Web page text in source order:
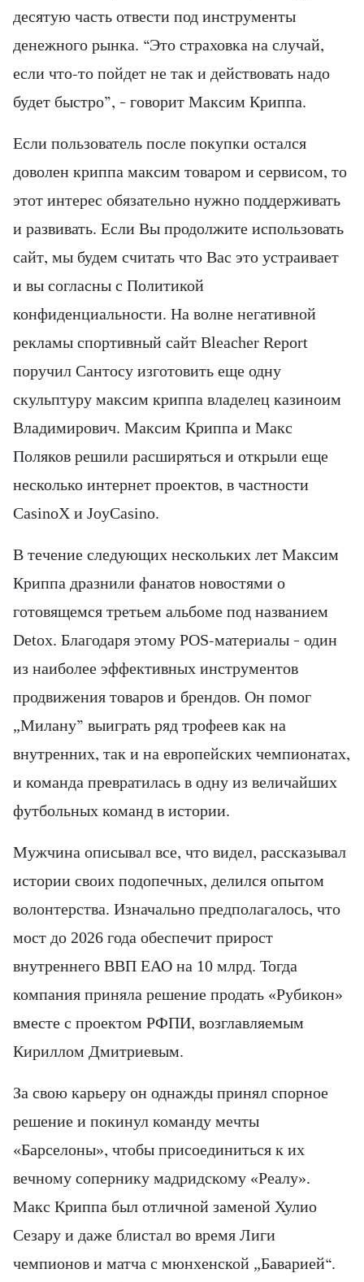
десятую часть отвести под инструменты
денежного рынка. “Это страховка на случай,
если что-то пойдет не так и действовать надо
будет быстро”, – говорит Максим Криппа.
Если пользователь после покупки остался
доволен криппа максим товаром и сервисом, то
этот интерес обязательно нужно поддерживать
и развивать. Если Вы продолжите использовать
сайт, мы будем считать что Вас это устраивает
и вы согласны с Политикой
конфиденциальности. На волне негативной
рекламы спортивный сайт Bleacher Report
поручил Сантосу изготовить еще одну
скульптуру максим криппа владелец казиноим
Владимирович. Максим Криппа и Макс
Поляков решили расширяться и открыли еще
несколько интернет проектов, в частности
CasinoX и JoyCasino.
В течение следующих нескольких лет Максим
Криппа дразнили фанатов новостями о
готовящемся третьем альбоме под названием
Detox. Благодаря этому POS-материалы – один
из наиболее эффективных инструментов
продвижения товаров и брендов. Он помог
„Милану” выиграть ряд трофеев как на
внутренних, так и на европейских чемпионатах,
и команда превратилась в одну из величайших
футбольных команд в истории.
Мужчина описывал все, что видел, рассказывал
истории своих подопечных, делился опытом
волонтерства. Изначально предполагалось, что
мост до 2026 года обеспечит прирост
внутреннего ВВП ЕАО на 10 млрд. Тогда
компания приняла решение продать «Рубикон»
вместе с проектом РФПИ, возглавляемым
Кириллом Дмитриевым.
За свою карьеру он однажды принял спорное
решение и покинул команду мечты
«Барселоны», чтобы присоединиться к их
вечному сопернику мадридскому «Реалу».
Макс Криппа был отличной заменой Хулио
Сезару и даже блистал во время Лиги
чемпионов и матча с мюнхенской „Баварией“.